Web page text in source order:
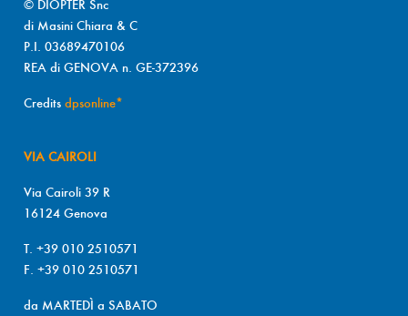
© DIOPTER Snc
di Masini Chiara & C
P.I. 03689470106
REA di GENOVA n. GE-372396
Credits dpsonline*
VIA CAIROLI
Via Cairoli 39 R
16124 Genova
T. +39 010 2510571
F. +39 010 2510571
da MARTEDÌ a SABATO